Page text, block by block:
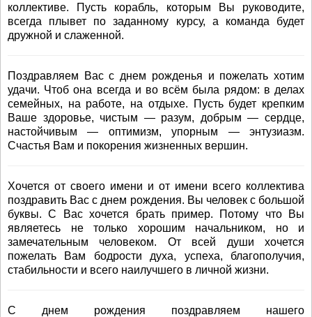
коллективе. Пусть корабль, которым Вы руководите,
всегда плывет по заданному курсу, а команда будет
дружной и слаженной.
Поздравляем Вас с днем рожденья и пожелать хотим
удачи. Чтоб она всегда и во всём была рядом: в делах
семейных, на работе, на отдыхе. Пусть будет крепким
Ваше здоровье, чистым — разум, добрым — сердце,
настойчивым — оптимизм, упорным — энтузиазм.
Счастья Вам и покорения жизненных вершин.
Хочется от своего имени и от имени всего коллектива
поздравить Вас с днем рождения. Вы человек с большой
буквы. С Вас хочется брать пример. Потому что Вы
являетесь не только хорошим начальником, но и
замечательным человеком. От всей души хочется
пожелать Вам бодрости духа, успеха, благополучия,
стабильности и всего наилучшего в личной жизни.
С днем рождения поздравляем нашего